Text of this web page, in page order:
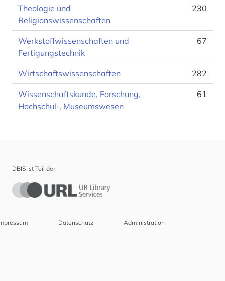
Theologie und
Religionswissenschaften
230
Werkstoffwissenschaften und
Fertigungstechnik
67
Wirtschaftswissenschaften 282
Wissenschaftskunde, Forschung,
Hochschul-, Museumswesen
61
DBIS ist Teil der
Datenschutz Administration